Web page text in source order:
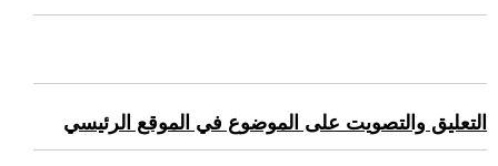
التعليق والتصويت على الموضوع في الموقع الرئيسي